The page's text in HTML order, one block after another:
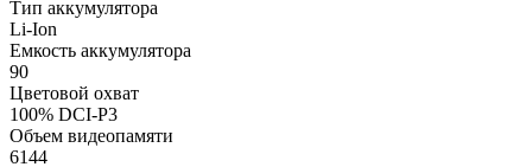
Тип аккумулятора
Li-Ion
Емкость аккумулятора
90
Цветовой охват
100% DCI-P3
Объем видеопамяти
6144